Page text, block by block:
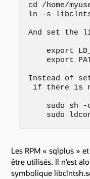
cd /home/
ln -s
And set the
export
export
Instead of
if there is
sudo sh -
sudo
Les RPM « sqlplus »
être utilisés. Il n’est
symbolique